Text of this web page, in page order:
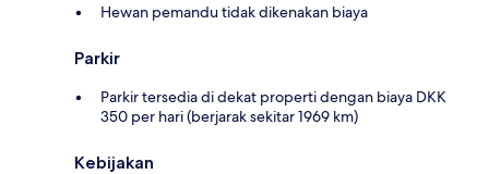
Hewan pemandu tidak dikenakan biaya
Parkir
Parkir tersedia di dekat properti dengan biaya DKK
350 per hari (berjarak sekitar 1969 km)
Kebijakan